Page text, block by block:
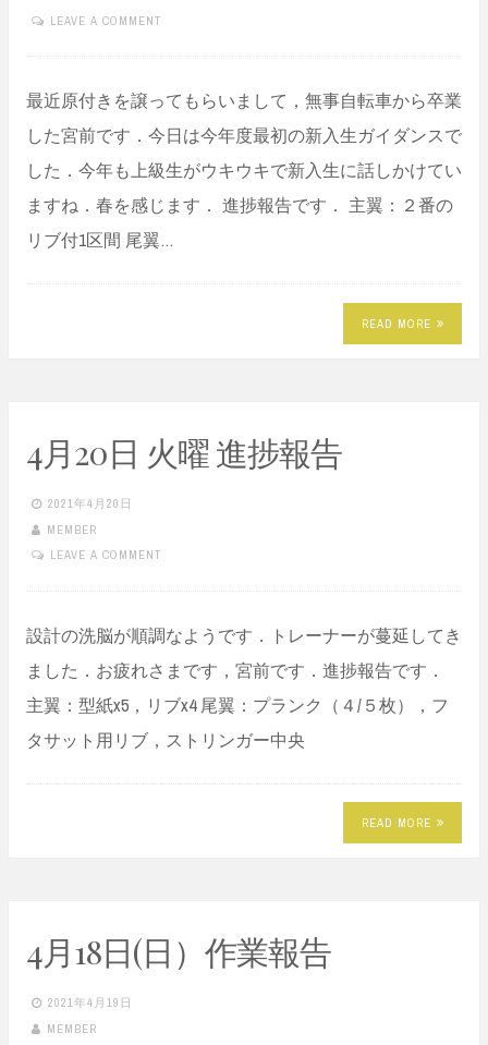
LEAVE A COMMENT
最近原付きを譲ってもらいまして，無事自転車から卒業
した宮前です．今日は今年度最初の新入生ガイダンスで
した．今年も上級生がウキウキで新入生に話しかけてい
ますね．春を感じます． 進捗報告です． 主翼：２番の
リブ付1区間 尾翼…
READ MORE
4月20日 火曜 進捗報告
2021年4月20日
MEMBER
LEAVE A COMMENT
設計の洗脳が順調なようです．トレーナーが蔓延してき
ました．お疲れさまです，宮前です．進捗報告です．
主翼：型紙x5，リブx4 尾翼：プランク（４/５枚），フ
タサット用リブ，ストリンガー中央
READ MORE
4月18日(日）作業報告
2021年4月19日
MEMBER